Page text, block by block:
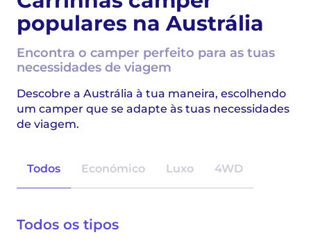
populares na Austrália
Encontra o camper perfeito para as tuas
necessidades de viagem
Descobre a Austrália à tua maneira, escolhendo
um camper que se adapte às tuas necessidades
de viagem.
Todos Económico Luxo 4WD
Todos os tipos